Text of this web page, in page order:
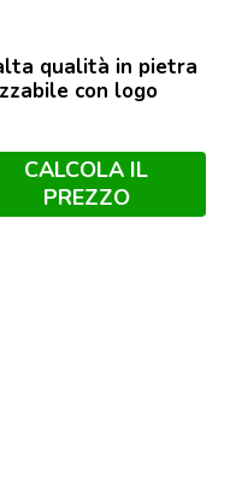
qualità in pietra
con logo
CALCOLA IL
PREZZO